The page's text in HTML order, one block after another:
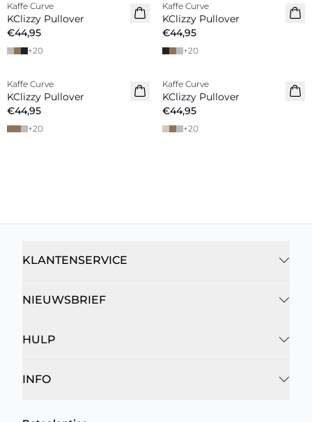
Nieuw
Kaffe Curve
KClizzy Pullover
€44,95
+20
Kaffe Curve
KClizzy Pullover
€44,95
+20
Kaffe Curve
KClizzy Pullover
€44,95
+20
Kaffe Curve
KClizzy Pullover
€44,95
+20
KLANTENSERVICE
NIEUWSBRIEF
HULP
INFO